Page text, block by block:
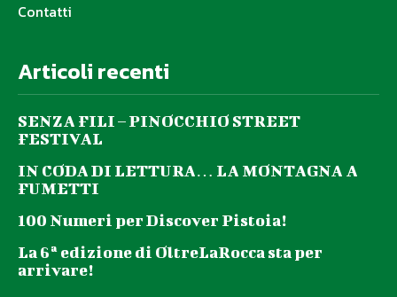
Contatti
Articoli recenti
SENZA FILI – PINOCCHIO STREET
FESTIVAL
IN CODA DI LETTURA… LA MONTAGNA A
FUMETTI
100 Numeri per Discover Pistoia!
La 6ª edizione di OltreLaRocca sta per
arrivare!